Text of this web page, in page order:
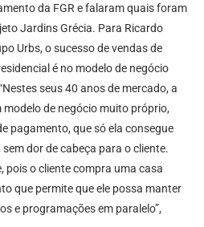
da FGR e falaram quais foram
Jardins Grécia. Para Ricardo
Urbs, o sucesso de vendas de
é no modelo de negócio
seus 40 anos de mercado, a
de negócio muito próprio,
pagamento, que só ela consegue
dor de cabeça para o cliente.
pois o cliente compra uma casa
que permite que ele possa manter
e programações em paralelo”,